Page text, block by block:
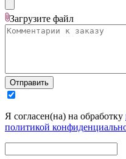
Загрузите файл
Отправить
Я согласен(на) на обработку
политикой